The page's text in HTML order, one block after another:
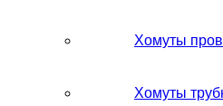
Хомуты
Хомуты